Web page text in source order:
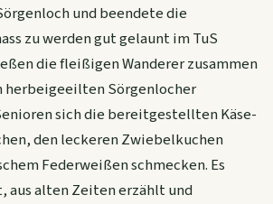
und beendete die
zu werden gut gelaunt im TuS
die fleißigen Wanderer zusammen
herbeigeeilten Sörgenlocher
sich die bereitgestellten Käse-
den leckeren Zwiebelkuchen
Federweißen schmecken. Es
aus alten Zeiten erzählt und